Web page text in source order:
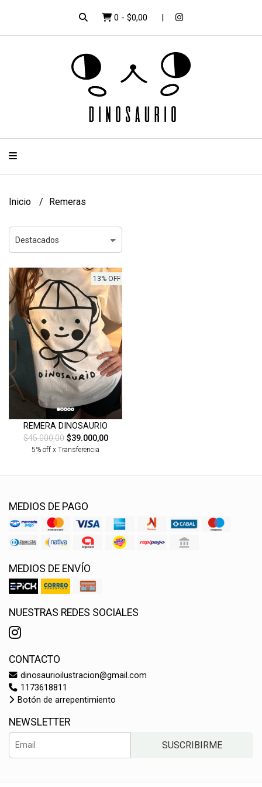
0 - $0,00
Inicio Remeras
13% OFF
REMERA DINOSAURIO
$45.000,00$39.000,00
5% off x Transferencia
MEDIOS DE PAGO
MEDIOS DE ENVÍO
NUESTRAS REDES SOCIALES
CONTACTO
dinosaurioilustracion@gmail.com
1173618811
Botón de arrepentimiento
NEWSLETTER
SUSCRIBIRME